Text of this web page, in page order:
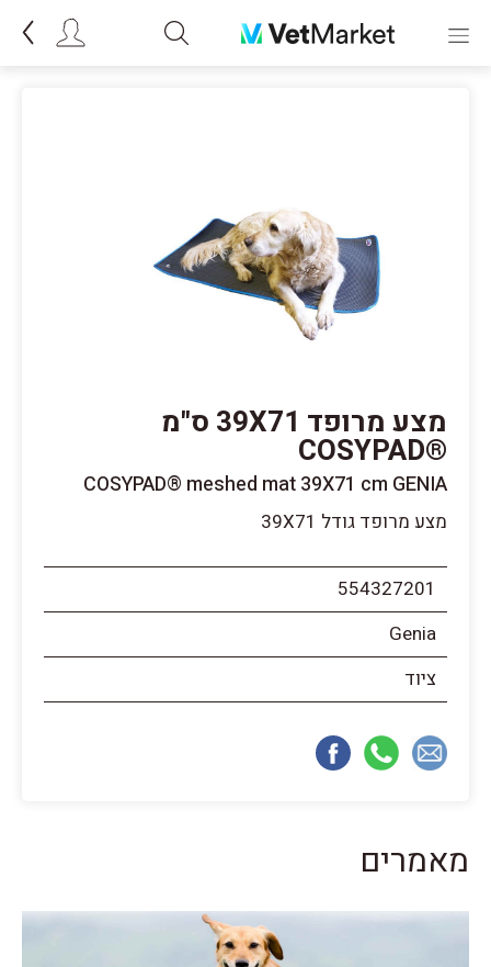
מצע מרופד 39X71 ס"מ
®COSYPAD
COSYPAD® meshed mat 39X71 cm GENIA
מצע מרופד גודל 39X71
554327201
Genia
ציוד
מאמרים